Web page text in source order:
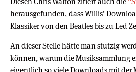
herausgefunden, dass Willis’
Klassiker von den Beatles bis zu Led
An dieser Stelle hätte man stutzig
können, warum die Musiksammlung
eigentlich so viele Downloads mit der